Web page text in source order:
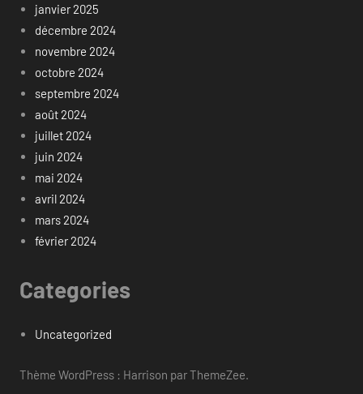
janvier 2025
décembre 2024
novembre 2024
octobre 2024
septembre 2024
août 2024
juillet 2024
juin 2024
mai 2024
avril 2024
mars 2024
février 2024
Categories
Uncategorized
Thème WordPress : Harrison par ThemeZee.